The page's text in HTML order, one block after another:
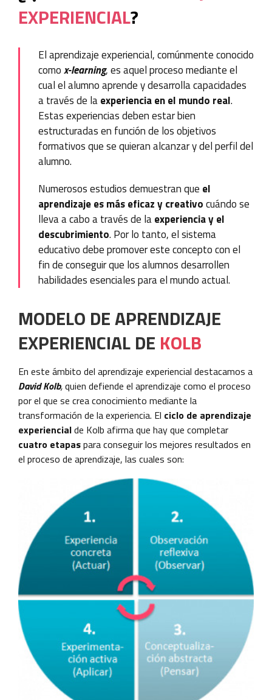
EXPERIENCIAL?
El aprendizaje experiencial, comúnmente conocido
comox-learning, es aquel proceso mediante el
cual el alumno aprende y desarrolla capacidades
a través de laexperienciaen el mundo real.
Estas experiencias deben estar bien
estructuradas en función de los objetivos
formativos que se quieran alcanzar y del perfil del
alumno.
Numerosos estudios demuestran que el
aprendizaje es más eficazy creativocuándo se
lleva a cabo a través de laexperiencia y el
descubrimiento. Por lo tanto, el sistema
educativo debe promover este concepto con el
fin de conseguir que los alumnos desarrollen
habilidades esenciales para el mundo actual.
MODELO DE APRENDIZAJE
EXPERIENCIAL DE KOLB
En este ámbito del aprendizaje experiencial destacamos a
David Kolb,quien defiende el aprendizaje como el proceso
por el que se crea conocimiento mediante la
transformación de la experiencia. El ciclo de aprendizaje
experiencialde Kolb afirma que hay que completar
cuatro etapaspara conseguir los mejores resultados en
el proceso de aprendizaje, las cuales son: